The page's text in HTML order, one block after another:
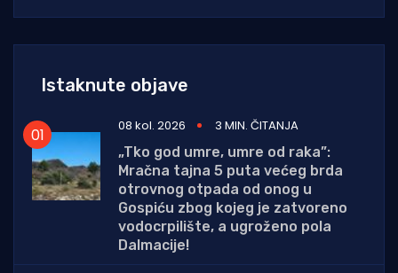
Istaknute objave
08 kol. 2026
3 MIN. ČITANJA
„Tko god umre, umre od raka”:
Mračna tajna 5 puta većeg brda
otrovnog otpada od onog u
Gospiću zbog kojeg je zatvoreno
vodocrpilište, a ugroženo pola
Dalmacije!